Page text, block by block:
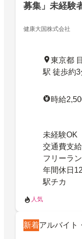
募集」未経験
健康大国株式会社
東京都
駅 徒歩約3
時給
未経験OK
交通費支給
フリーラ
年間休日
駅チカ
人気
新着アルバイト